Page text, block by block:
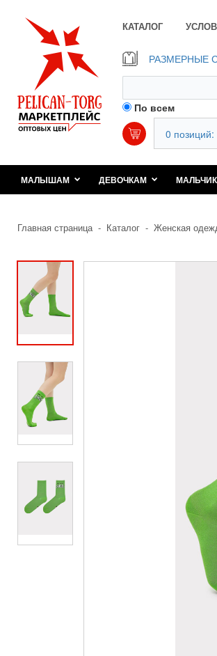
КАТАЛОГ
РАЗМЕРНЫЕ
По всем
0 позиций:
МАЛЫШАМ ДЕВОЧКАМ
Главная страница - Каталог - Женская